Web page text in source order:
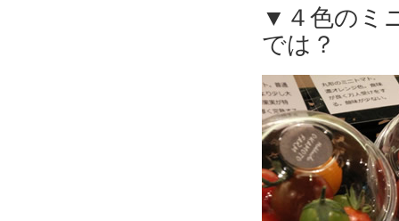
▼４色のミ
では？